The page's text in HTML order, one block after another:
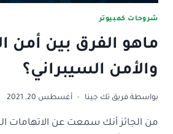
شروحات كمبيوتر
ماهو الفرق بين أمن
والأمن السيبراني؟
بواسطة فريق تك جينا أغسطس 20, 2021
من الجائز أنك سمعت عن الاتهامات